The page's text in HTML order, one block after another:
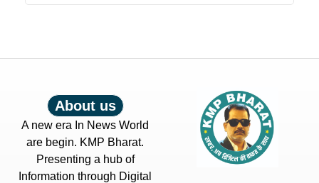
About us
A new era In News World
are begin. KMP Bharat.
Presenting a hub of
Information through Digital